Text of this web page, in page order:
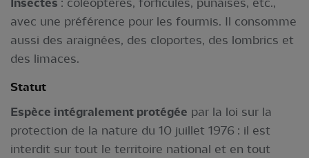
Insectes : coléoptères, forficules, punaises, etc.,
avec une préférence pour les fourmis. Il consomme
aussi des araignées, des cloportes, des lombrics et
des limaces.
Statut
Espèce intégralement protégée par la loi sur la
protection de la nature du 10 juillet 1976 : il est
interdit sur tout le territoire national et en tout